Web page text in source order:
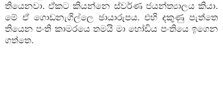
තියෙනවා. ඒකට කියන්නෙ ස්වර්ණ ජයන්ත්‍යාලය කියා.
මේ ඒ ගොඩනැගිල්ලෙ ඡායාරුපය. එහි දකුණු පැත්තෙ
තියෙන පංති කාමරයෙ තමයි මා හෝඩිය පංතියෙ ඉගෙන
ගත්තෙ.